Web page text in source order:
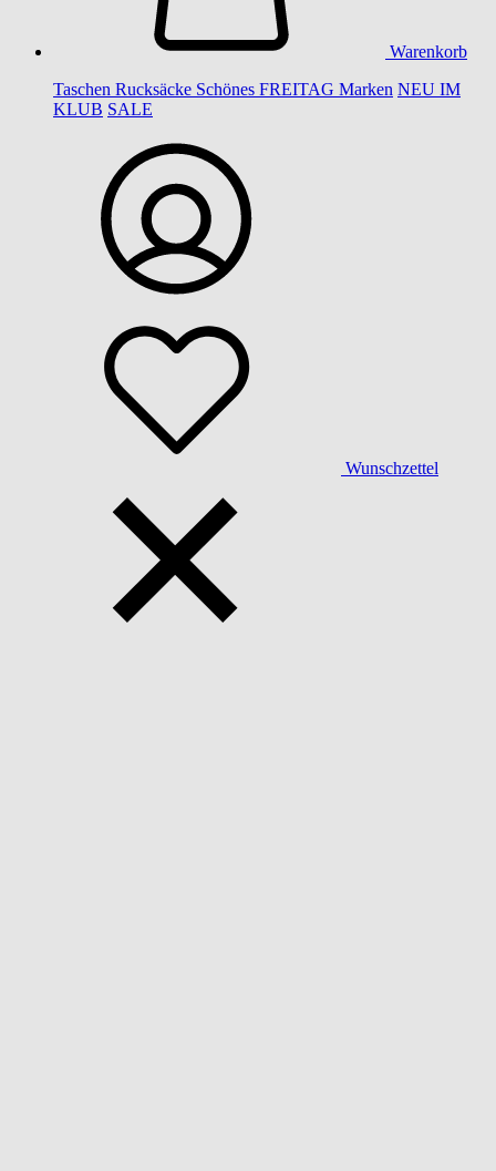
Warenkorb
Taschen Rucksäcke Schönes FREITAG Marken NEU IM
KLUB SALE
Wunschzettel